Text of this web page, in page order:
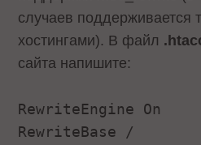
случаев поддерживается
хостингами). В файл
сайта напишите:
RewriteEngine On
RewriteBase /